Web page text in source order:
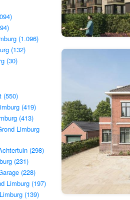
(1.096)
(132)
(30)
(550)
(419)
(413)
Limburg
(298)
(231)
(228)
Limburg (197)
(139)